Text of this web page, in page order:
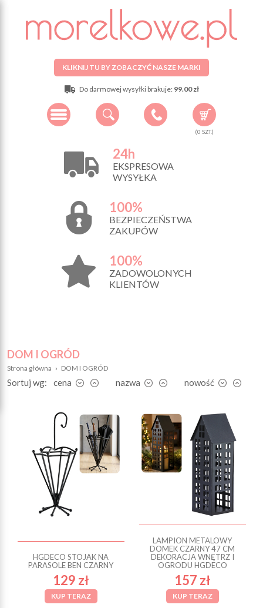
KLIKNIJ TU BY ZOBACZYĆ NASZE MARKI
Do darmowej wysyłki brakuje: 99.00 zł
(0 SZT.)
24h
EKSPRESOWA
WYSYŁKA
100%
BEZPIECZEŃSTWA
ZAKUPÓW
100%
ZADOWOLONYCH
KLIENTÓW
DOM I OGRÓD
Strona główna › DOM I OGRÓD
Sortuj wg: cena nazwa nowość
HGDECO STOJAK NA
PARASOLE BEN CZARNY
129 zł
KUP TERAZ
LAMPION METALOWY
DOMEK CZARNY 47 CM
DEKORACJA WNĘTRZ I
OGRODU HGDECO
157 zł
KUP TERAZ